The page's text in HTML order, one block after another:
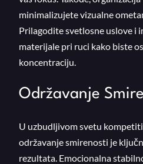
minimalizujete vizualne
Prilagodite svetlosne uslove i
materijale pri ruci kako biste
koncentraciju.
Održavanje
U uzbudljivom svetu
održavanje smirenosti je
rezultata. Emocionalna